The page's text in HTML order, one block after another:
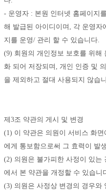
- 운영자 : 본원 인터넷 홈페이지
해 발급된 아이디이며, 각 운영자
지를 운영/ 관리 할 수 있습니다.
(9) 회원의 개인정보 보호를 위해
화 되어 저장되며, 개인 인증 및
을 제외하고 절대 사용되지 않습
제3조 약관의 게시 및 변경
(1) 이 약관은 의원이 서비스 화
에게 통보함으로써 그 효력이 발
(2) 의원은 불가피한 사정이 있는
에서 본 약관을 개정할 수 있습니
(3) 의원은 사정상 변경의 경우와